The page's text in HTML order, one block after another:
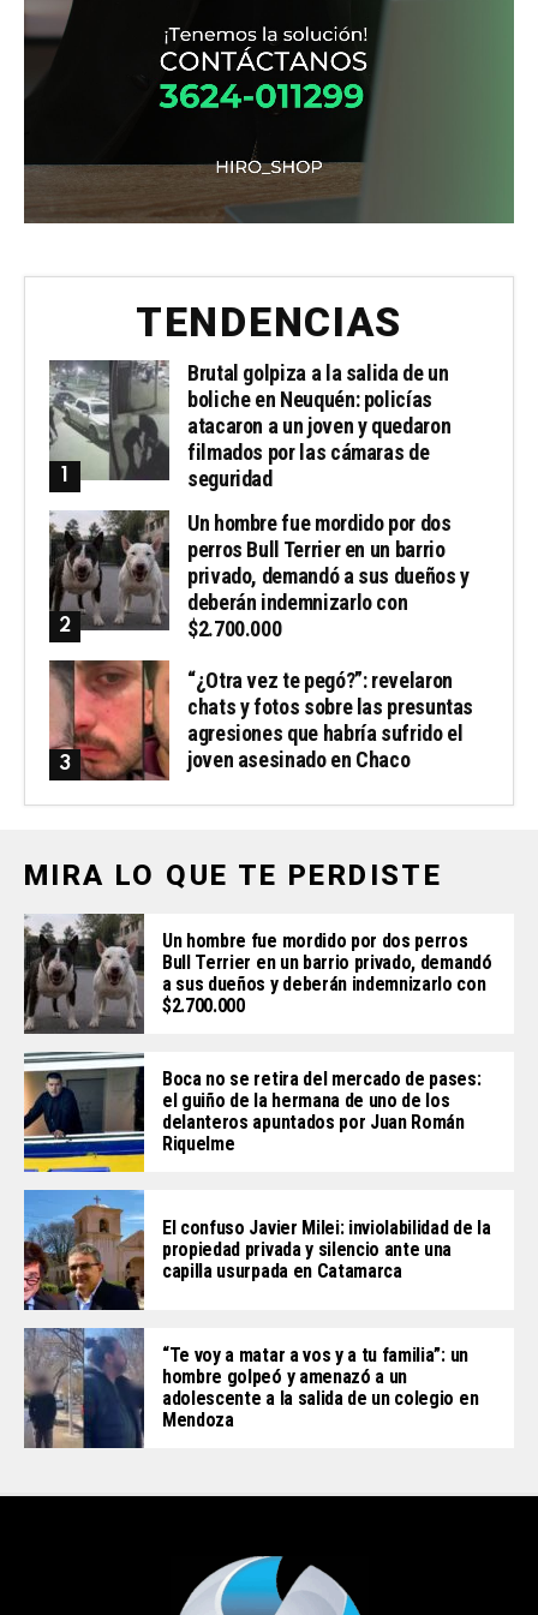
TENDENCIAS
Brutal golpiza a la salida de un
boliche en Neuquén: policías
atacaron a un joven y quedaron
filmados por las cámaras de
seguridad
Un hombre fue mordido por dos
perros Bull Terrier en un barrio
privado, demandó a sus dueños y
deberán indemnizarlo con
$2.700.000
“¿Otra vez te pegó?”: revelaron
chats y fotos sobre las presuntas
agresiones que habría sufrido el
joven asesinado en Chaco
MIRA LO QUE TE PERDISTE
Un hombre fue mordido por dos perros
Bull Terrier en un barrio privado, demandó
a sus dueños y deberán indemnizarlo con
$2.700.000
Boca no se retira del mercado de pases:
el guiño de la hermana de uno de los
delanteros apuntados por Juan Román
Riquelme
El confuso Javier Milei: inviolabilidad de la
propiedad privada y silencio ante una
capilla usurpada en Catamarca
“Te voy a matar a vos y a tu familia”: un
hombre golpeó y amenazó a un
adolescente a la salida de un colegio en
Mendoza